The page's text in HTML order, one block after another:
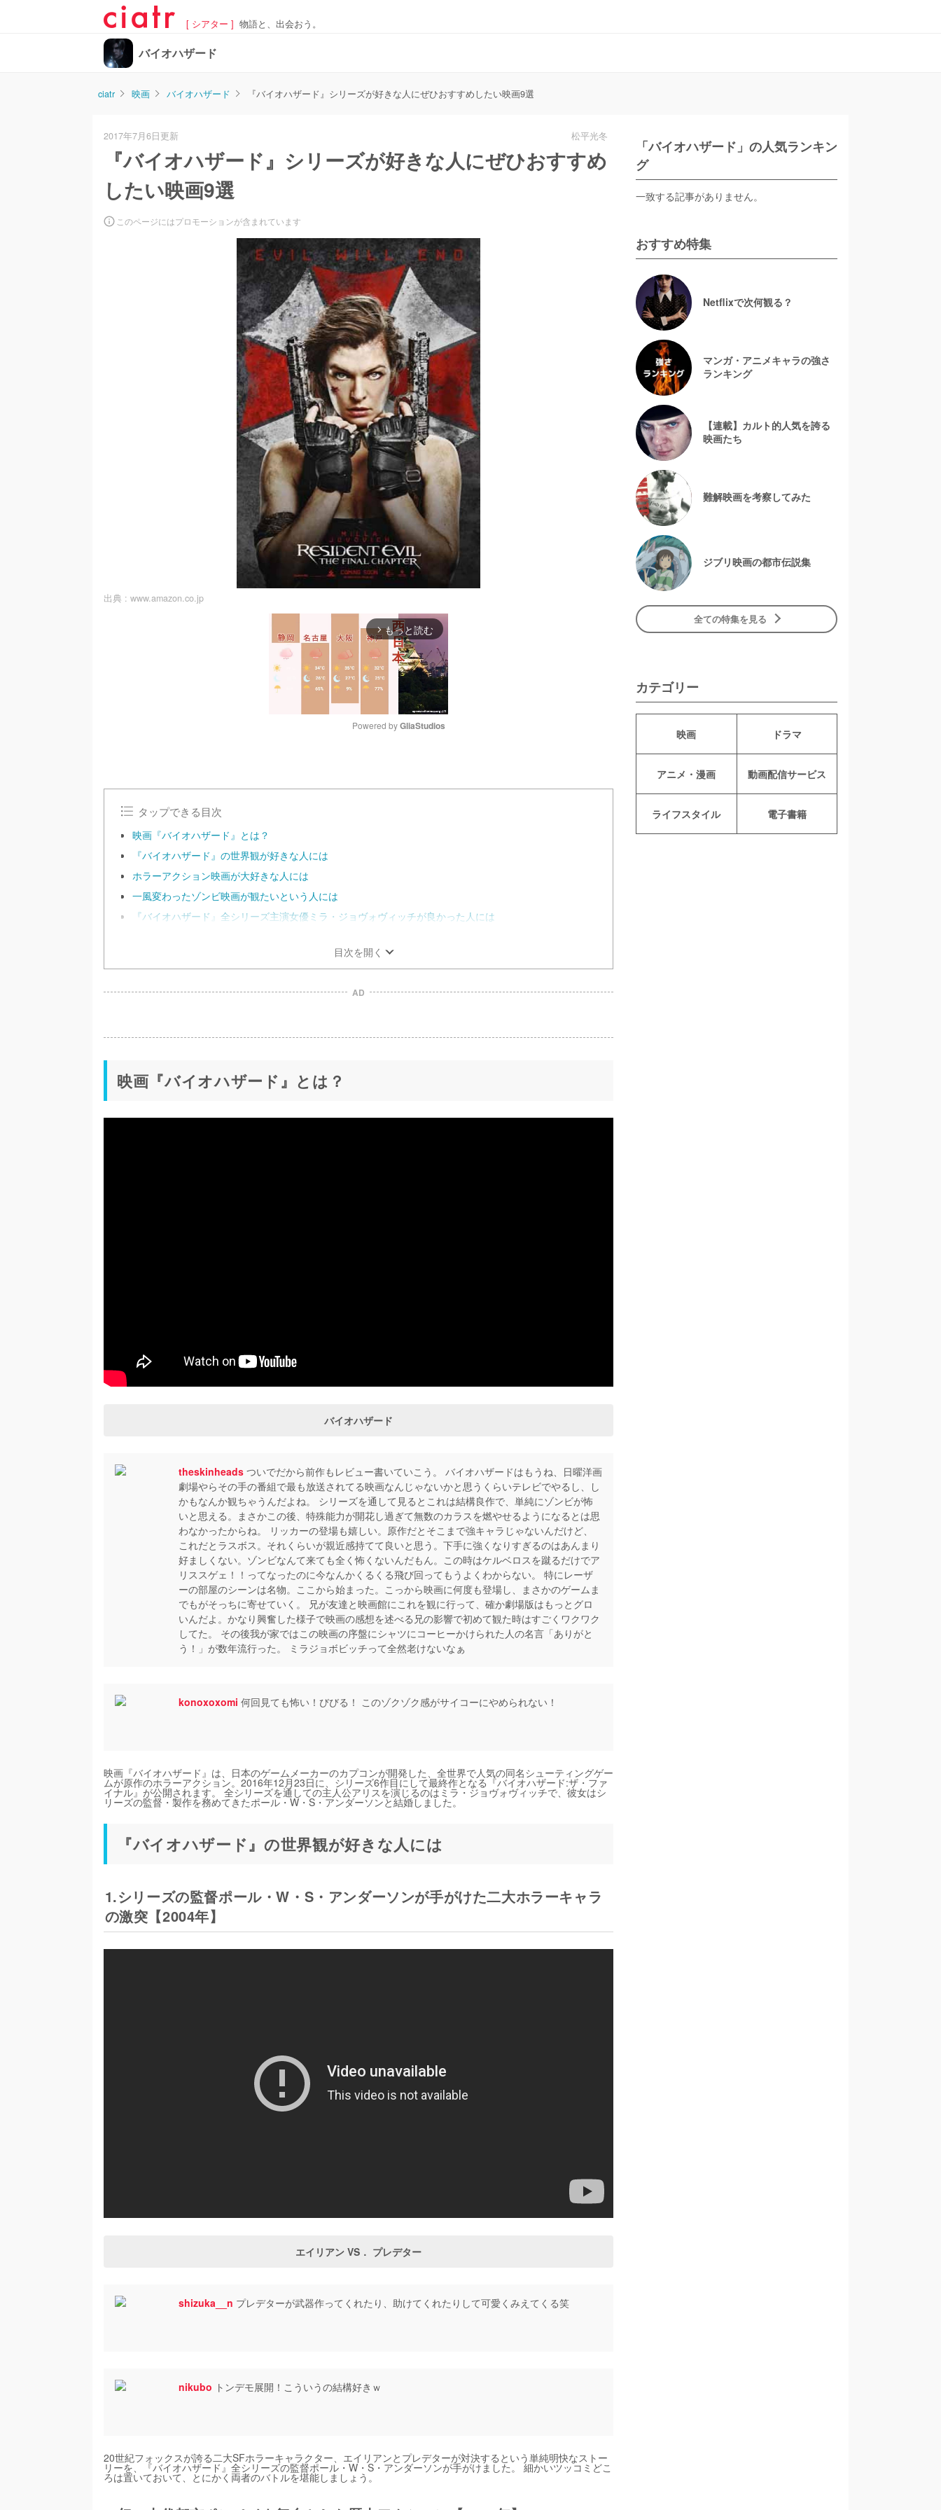
[ シアター ] 物語と、出会おう。
バイオハザード
ciatr 映画 バイオハザード 『バイオハザード』シリーズが好きな人にぜひおすすめしたい映画9選
2017年7月6日更新 松平光冬
『バイオハザード』シリーズが好きな人にぜひおすすめ
したい映画9選
このページにはプロモーションが含まれています
出典 : www.amazon.co.jp
arrow_forward_ios もっと読む
u
Powered by GliaStudios
タップできる目次
映画『バイオハザード』とは？
『バイオハザード』の世界観が好きな人には
ホラーアクション映画が大好きな人には
一風変わったゾンビ映画が観たいという人には
『バイオハザード』全シリーズ主演女優ミラ・ジョヴォヴィッチが良かった人には
目次を開く
AD
映画『バイオハザード』とは？
バイオハザード
theskinheads ついでだから前作もレビュー書いていこう。 バイオハザードはもうね、日曜洋画
劇場やらその手の番組で最も放送されてる映画なんじゃないかと思うくらいテレビでやるし、し
かもなんか観ちゃうんだよね。 シリーズを通して見るとこれは結構良作で、単純にゾンビが怖
いと思える。まさかこの後、特殊能力が開花し過ぎて無数のカラスを燃やせるようになるとは思
わなかったからね。 リッカーの登場も嬉しい。原作だとそこまで強キャラじゃないんだけど、
これだとラスボス。それくらいが親近感持てて良いと思う。下手に強くなりすぎるのはあんまり
好ましくない。ゾンビなんて来ても全く怖くないんだもん。この時はケルベロスを蹴るだけでア
リススゲェ！！ってなったのに今なんかくるくる飛び回ってもうよくわからない。 特にレーザ
ーの部屋のシーンは名物。ここから始まった。こっから映画に何度も登場し、まさかのゲームま
でもがそっちに寄せていく。 兄が友達と映画館にこれを観に行って、確か劇場版はもっとグロ
いんだよ。かなり興奮した様子で映画の感想を述べる兄の影響で初めて観た時はすごくワクワク
してた。 その後我が家ではこの映画の序盤にシャツにコーヒーかけられた人の名言「ありがと
う！」が数年流行った。 ミラジョボビッチって全然老けないなぁ
konoxoxomi 何回見ても怖い！びびる！ このゾクゾク感がサイコーにやめられない！
映画『バイオハザード』は、日本のゲームメーカーのカプコンが開発した、全世界で人気の同名シューティングゲー
ムが原作のホラーアクション。2016年12月23日に、シリーズ6作目にして最終作となる『バイオハザード:ザ・ファ
イナル』が公開されます。 全シリーズを通しての主人公アリスを演じるのはミラ・ジョヴォヴィッチで、彼女はシ
リーズの監督・製作を務めてきたポール・W・S・アンダーソンと結婚しました。
『バイオハザード』の世界観が好きな人には
1.シリーズの監督ポール・W・S・アンダーソンが手がけた二大ホラーキャラ
の激突【2004年】
エイリアン VS． プレデター
shizuka__n プレデターが武器作ってくれたり、助けてくれたりして可愛くみえてくる笑
nikubo トンデモ展開！こういうの結構好きｗ
20世紀フォックスが誇る二大SFホラーキャラクター、エイリアンとプレデターが対決するという単純明快なストー
リーを、『バイオハザード』全シリーズの監督ポール・W・S・アンダーソンが手がけました。 細かいツッコミどこ
ろは置いておいて、とにかく両者のバトルを堪能しましょう。
「バイオハザード」の人気ランキン
グ
一致する記事がありません。
おすすめ特集
Netflixで次何観る？
マンガ・アニメキャラの強さ
ランキング
【連載】カルト的人気を誇る
映画たち
難解映画を考察してみた
ジブリ映画の都市伝説集
全ての特集を見る
カテゴリー
映画 ドラマ
アニメ・漫画 動画配信サービス
ライフスタイル 電子書籍